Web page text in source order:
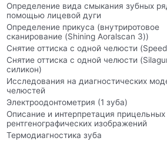
Определение вида смыкания зубных
помощью лицевой дуги
Определение прикуса (внутриротовое
сканирование (Shining Aoralscan 3))
Снятие оттиска с одной челюсти
Снятие оттиска с одной челюсти
силикон)
Исследования на диагностических
челюстей
Электроодонтометрия (1 зуба)
Описание и интерпретация прицельных
рентгенографических изображений
Термодиагностика зуба